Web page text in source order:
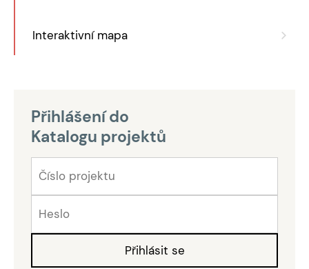
Interaktivní mapa
Přihlášení do
Katalogu projektů